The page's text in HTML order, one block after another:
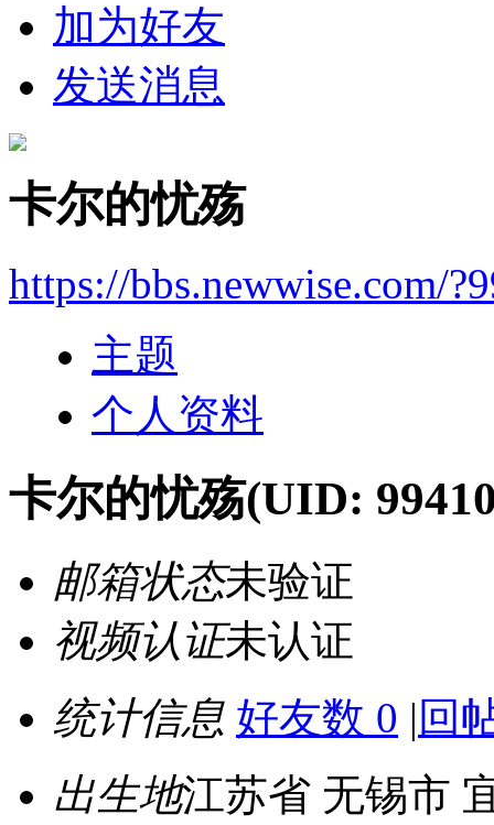
加为好友
发送消息
卡尔的忧殇
https://bbs.newwise.com/
主题
个人资料
卡尔的忧殇(UID:
邮箱状态未验证
视频认证未认证
统计信息 好友数 0 | 回
出生地江苏省 无锡市